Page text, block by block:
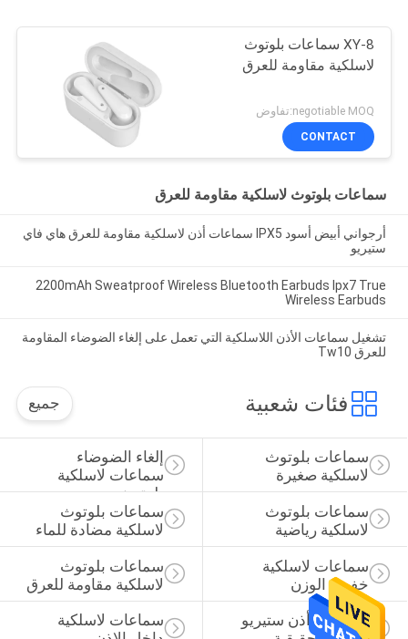
XY-8 سماعات بلوتوث
لاسلكية مقاومة للعرق
negotiable MOQ:تفاوض
CONTACT
سماعات بلوتوث لاسلكية مقاومة للعرق
أرجواني أبيض أسود IPX5 سماعات أذن لاسلكية مقاومة للعرق هاي فاي
ستيريو
2200mAh Sweatproof Wireless Bluetooth Earbuds Ipx7 True
Wireless Earbuds
تشغيل سماعات الأذن اللاسلكية التي تعمل على إلغاء الضوضاء المقاومة
للعرق Tw10
فئات شعبية جميع
إلغاء الضوضاء
سماعات لاسلكية
بلوتوث
سماعات بلوتوث
لاسلكية صغيرة
سماعات بلوتوث
لاسلكية مضادة للماء
سماعات بلوتوث
لاسلكية رياضية
سماعات بلوتوث
لاسلكية مقاومة للعرق
سماعات لاسلكية
خفيفة الوزن
سماعات لاسلكية
سماعات أذن ستيريو